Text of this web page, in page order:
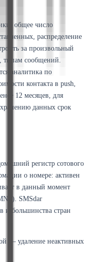
общее число
распределение
за произвольный
типам сообщений.
аналитика по
контакта в push,
12 месяцев, для
данных срок
регистр сотового
о номере: активен
в данный момент
SMSdar
и большинства стран
— удаление неактивных